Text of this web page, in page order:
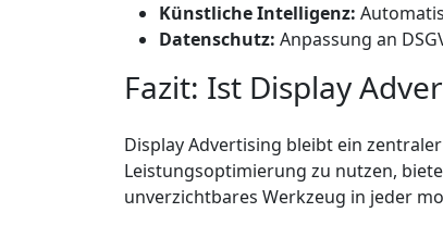
Künstliche Intelligenz:
Datenschutz: Anpassung an
Fazit: Ist Display
Display Advertising bleibt ein
Leistungsoptimierung zu nutzen,
unverzichtbares Werkzeug in jeder